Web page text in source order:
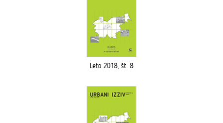
Leto 2018, št. 8